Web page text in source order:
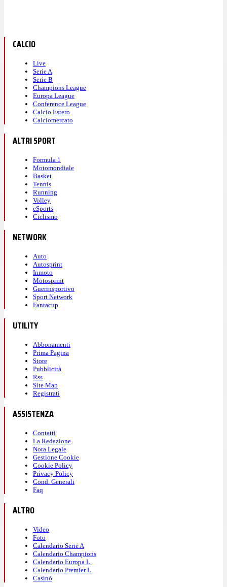
CALCIO
Live
Serie A
Serie B
Champions League
Europa League
Conference League
Calcio Estero
Calciomercato
ALTRI SPORT
Formula 1
Motomondiale
Basket
Tennis
Running
Volley
eSports
Ciclismo
NETWORK
Auto
Autosprint
Inmoto
Motosprint
Guerinsportivo
Sport Network
Fantacup
UTILITY
Abbonamenti
Prima Pagina
Store
Pubblicità
Rss
Site Map
Registrati
ASSISTENZA
Contatti
La Redazione
Nota Legale
Gestione Cookie
Cookie Policy
Privacy Policy
Cond. Generali
Faq
ALTRO
Video
Foto
Calendario Serie A
Calendario Champions
Calendario Europa L.
Calendario Premier L.
Casinò